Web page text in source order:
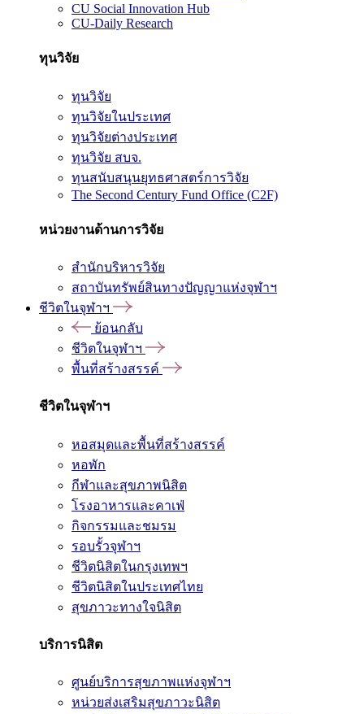
CU Social Innovation Hub
CU-Daily Research
ทุนวิจัย
ทุนวิจัย
ทุนวิจัยในประเทศ
ทุนวิจัยต่างประเทศ
ทุนวิจัย สบจ.
ทุนสนับสนุนยุทธศาสตร์การวิจัย
The Second Century Fund Office (C2F)
หน่วยงานด้านการวิจัย
สำนักบริหารวิจัย
สถาบันทรัพย์สินทางปัญญาแห่งจุฬาฯ
ชีวิตในจุฬาฯ
ย้อนกลับ
ชีวิตในจุฬาฯ
พื้นที่สร้างสรรค์
ชีวิตในจุฬาฯ
หอสมุดและพื้นที่สร้างสรรค์
หอพัก
กีฬาและสุขภาพนิสิต
โรงอาหารและคาเฟ่
กิจกรรมและชมรม
รอบรั้วจุฬาฯ
ชีวิตนิสิตในกรุงเทพฯ
ชีวิตนิสิตในประเทศไทย
สุขภาวะทางใจนิสิต
บริการนิสิต
ศูนย์บริการสุขภาพแห่งจุฬาฯ
หน่วยส่งเสริมสุขภาวะนิสิต